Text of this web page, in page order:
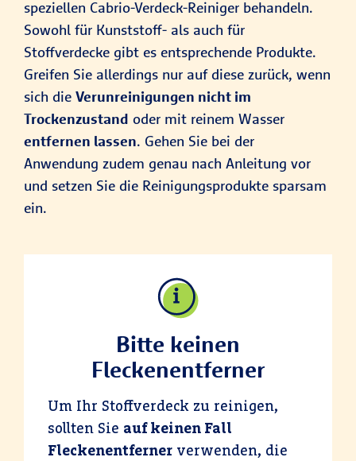
speziellen Cabrio-Verdeck-Reiniger behandeln.
Sowohl für Kunststoff- als auch für
Stoffverdecke gibt es entsprechende Produkte.
Greifen Sie allerdings nur auf diese zurück, wenn
sich die Verunreinigungen nicht im
Trockenzustand oder mit reinem Wasser
entfernen lassen. Gehen Sie bei der
Anwendung zudem genau nach Anleitung vor
und setzen Sie die Reinigungsprodukte sparsam
ein.
Bitte keinen
Fleckenentferner
Um Ihr Stoffverdeck zu reinigen,
sollten Sie auf keinen Fall
Fleckenentferner verwenden, die